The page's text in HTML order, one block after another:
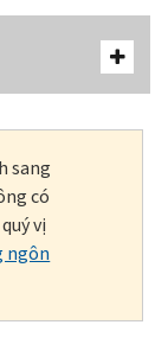
sang
có
vị
ngôn